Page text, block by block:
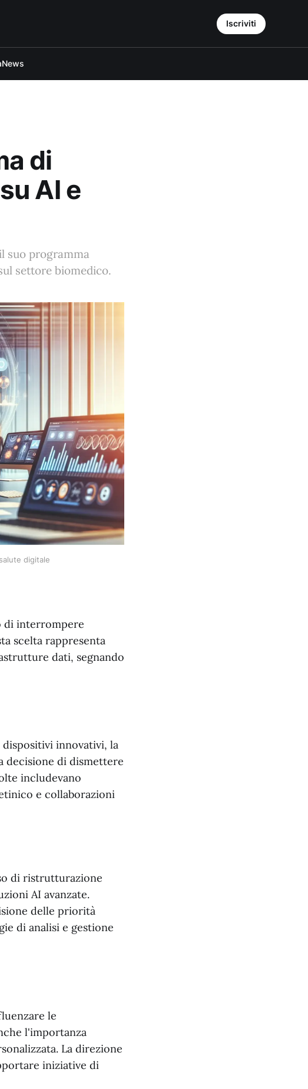
News
Iscriviti
di
AI e
suo programma
settore biomedico.
digitale
di interrompere
scelta rappresenta
dati, segnando
innovativi, la
decisione di dismettere
includevano
e collaborazioni
di ristrutturazione
AI avanzate.
delle priorità
di analisi e gestione
le
l'importanza
La direzione
iniziative di